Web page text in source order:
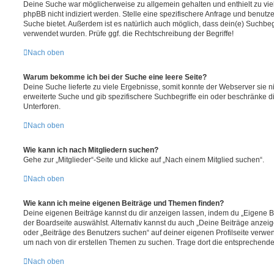
Deine Suche war möglicherweise zu allgemein gehalten und enthielt zu
phpBB nicht indiziert werden. Stelle eine spezifischere Anfrage und
Suche bietet. Außerdem ist es natürlich auch möglich, dass dein(e)
verwendet wurden. Prüfe ggf. die Rechtschreibung der Begriffe!
Nach oben
Warum bekomme ich bei der Suche eine leere Seite?
Deine Suche lieferte zu viele Ergebnisse, somit konnte der Webserver sie
erweiterte Suche und gib spezifischere Suchbegriffe ein oder beschränke
Unterforen.
Nach oben
Wie kann ich nach Mitgliedern suchen?
Gehe zur „Mitglieder“-Seite und klicke auf „Nach einem Mitglied suchen“.
Nach oben
Wie kann ich meine eigenen Beiträge und Themen finden?
Deine eigenen Beiträge kannst du dir anzeigen lassen, indem du „Eigene
der Boardseite auswählst. Alternativ kannst du auch „Deine Beiträge
oder „Beiträge des Benutzers suchen“ auf deiner eigenen Profilseite
um nach von dir erstellen Themen zu suchen. Trage dort die
Nach oben